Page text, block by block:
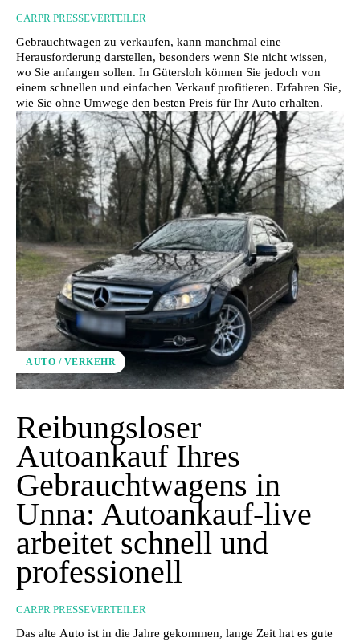
CARPR PRESSEVERTEILER
Gebrauchtwagen zu verkaufen, kann manchmal eine
Herausforderung darstellen, besonders wenn Sie nicht wissen,
wo Sie anfangen sollen. In Gütersloh können Sie jedoch von
einem schnellen und einfachen Verkauf profitieren. Erfahren Sie,
wie Sie ohne Umwege den besten Preis für Ihr Auto erhalten.
AUTO / VERKEHR
Reibungsloser
Autoankauf Ihres
Gebrauchtwagens in
Unna: Autoankauf-live
arbeitet schnell und
professionell
CARPR PRESSEVERTEILER
Das alte Auto ist in die Jahre gekommen, lange Zeit hat es gute